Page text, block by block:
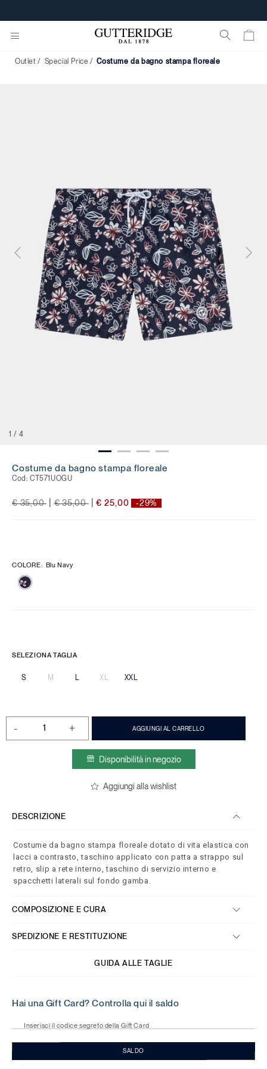
Outlet Special Price costume da bagno stampa floreale
1 /4
Costume da bagno stampa floreale
Cod: CT571UOGU
Price reduced from
€ 35,00 to Price reduced from
€ 35,00 to€ 25,00 -29%
COLORE: Blu Navy
SELEZIONA TAGLIA
S M L XL XXL
- + AGGIUNGI AL CARRELLO
Disponibilità in negozio
Aggiungi alla wishlist
DESCRIZIONE
Costume da bagno stampa floreale dotato di vita elastica con
lacci a contrasto, taschino applicato con patta a strappo sul
retro, slip a rete interno, taschino di servizio interno e
spacchetti laterali sul fondo gamba.
COMPOSIZIONE E CURA
SPEDIZIONE E RESTITUZIONE
GUIDA ALLE TAGLIE
Hai una Gift Card? Controlla qui il saldo
Inserisci il codice segreto della Gift Card
SALDO